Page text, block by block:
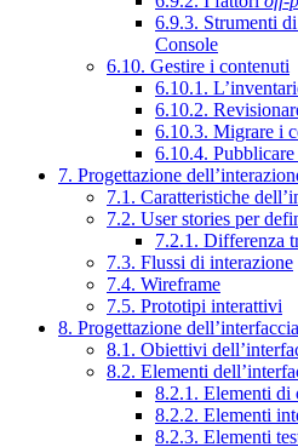
6.9.3. Strumenti
Console
6.10. Gestire i contenuti
6.10.1.
6.10.2.
6.10.3. Migrare i
6.10.4.
7. Progettazione
7.1. Caratteristiche
7.2. User stories per
7.2.1. Differenza
7.3. Flussi di interazione
7.4. Wireframe
7.5. Prototipi interattivi
8. Progettazione dell’interfaccia
8.1. Obiettivi
8.2. Elementi
8.2.1. Elementi di
8.2.2. Elementi
8.2.3. Elementi